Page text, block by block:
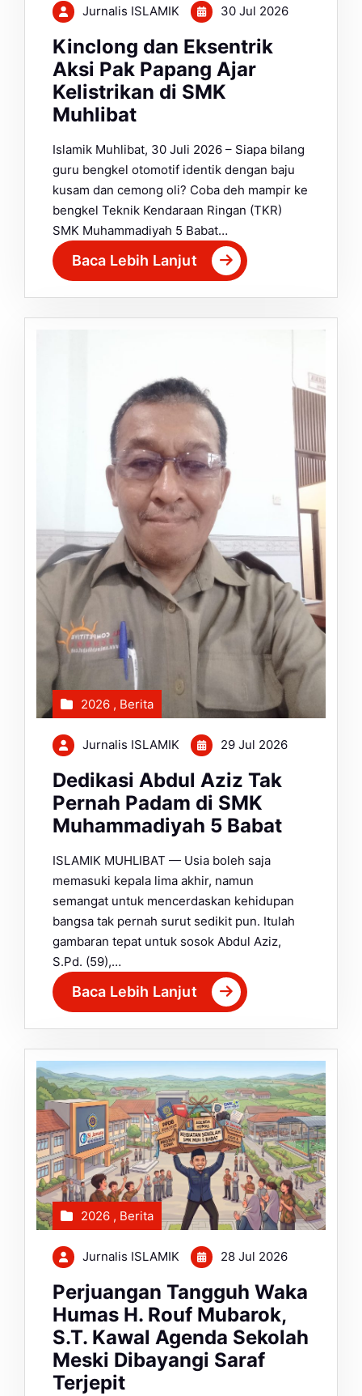
Jurnalis ISLAMIK 30 Jul 2026
Kinclong dan Eksentrik
Aksi Pak Papang Ajar
Kelistrikan di SMK
Muhlibat
Islamik Muhlibat, 30 Juli 2026 – Siapa bilang
guru bengkel otomotif identik dengan baju
kusam dan cemong oli? Coba deh mampir ke
bengkel Teknik Kendaraan Ringan (TKR)
SMK Muhammadiyah 5 Babat…
Baca Lebih Lanjut
2026 , Berita
Jurnalis ISLAMIK 29 Jul 2026
Dedikasi Abdul Aziz Tak
Pernah Padam di SMK
Muhammadiyah 5 Babat
ISLAMIK MUHLIBAT — Usia boleh saja
memasuki kepala lima akhir, namun
semangat untuk mencerdaskan kehidupan
bangsa tak pernah surut sedikit pun. Itulah
gambaran tepat untuk sosok Abdul Aziz,
S.Pd. (59),…
Baca Lebih Lanjut
2026 , Berita
Jurnalis ISLAMIK 28 Jul 2026
Perjuangan Tangguh Waka
Humas H. Rouf Mubarok,
S.T. Kawal Agenda Sekolah
Meski Dibayangi Saraf
Terjepit